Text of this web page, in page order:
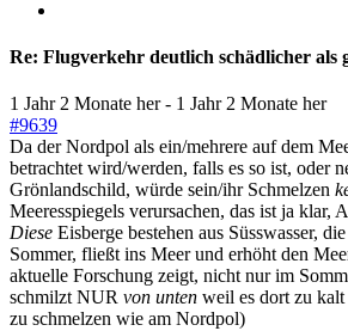
Re: Flugverkehr deutlich schädlicher als
1 Jahr 2 Monate her- 1 Jahr 2 Monate her
#9639
Da der Nordpol als ein/mehrere auf dem
betrachtet wird/werden, falls es so ist, oder
Grönlandschild, würde sein/ihr Schmelzen
Meeresspiegels verursachen, das ist ja klar,
Diese Eisberge bestehen aus Süsswasser,
Sommer, fließt ins Meer und erhöht den
aktuelle Forschung zeigt, nicht nur im
schmilzt NUR von unten weil es dort zu kalt
zu schmelzen wie am Nordpol)